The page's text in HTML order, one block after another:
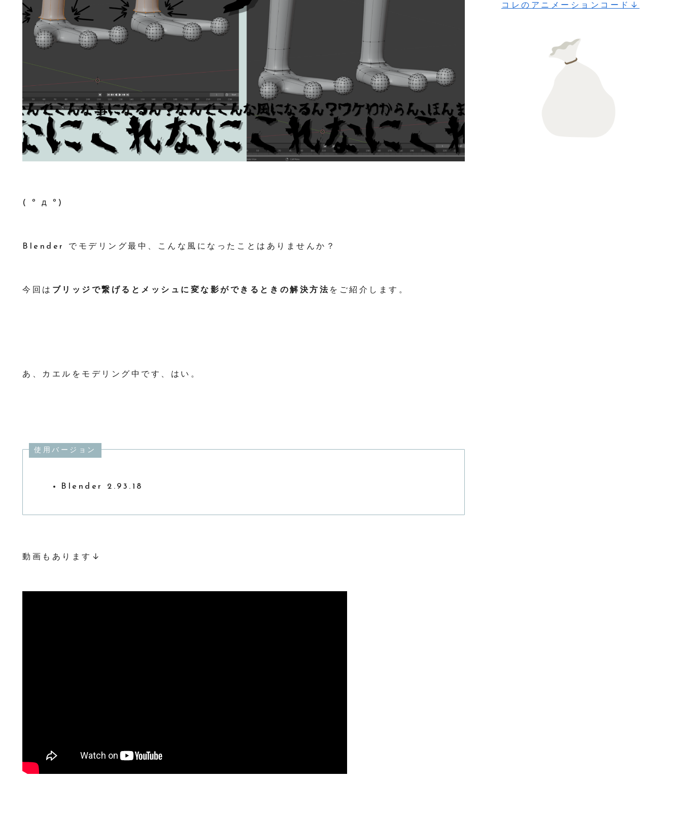
( º д º)
Blender でモデリング最中、こんな風になったことはありませんか？
今回は ブリッジで繋げるとメッシュに変な影ができるときの解決方法 をご紹介します。
あ、カエルをモデリング中です、はい。
使用バージョン
Blender 2.93.18
動画もあります↓
コレのアニメーションコード↓